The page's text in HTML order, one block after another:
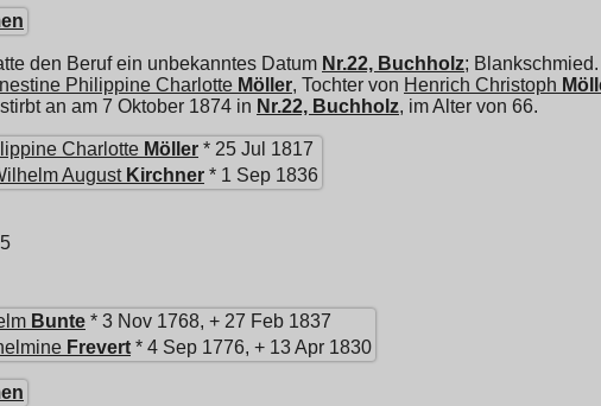
den Beruf ein unbekanntes Datum Nr.22, Buchholz;
Philippine Charlotte Möller, Tochter von Henrich Christoph
an am 7 Oktober 1874 in Nr.22, Buchholz, im Alter von 66.
Charlotte Möller * 25 Jul 1817
August Kirchner * 1 Sep 1836
Bunte * 3 Nov 1768, + 27 Feb 1837
Frevert * 4 Sep 1776, + 13 Apr 1830